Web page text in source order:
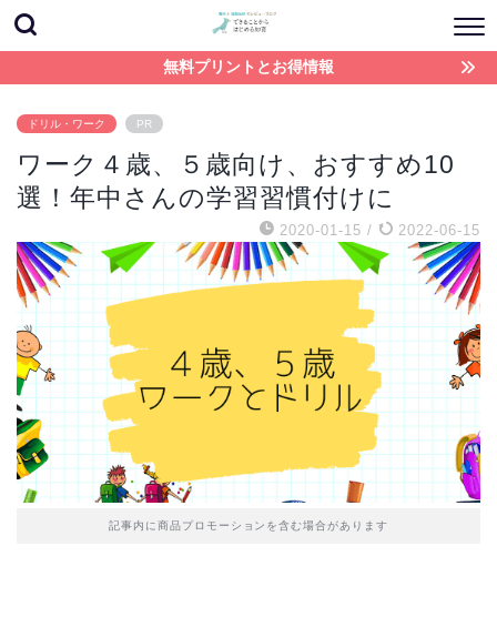
無料プリントとお得情報
ドリル・ワーク PR
ワーク４歳、５歳向け、おすすめ10
選！年中さんの学習習慣付けに
2020-01-15 / 2022-06-15
記事内に商品プロモーションを含む場合があります